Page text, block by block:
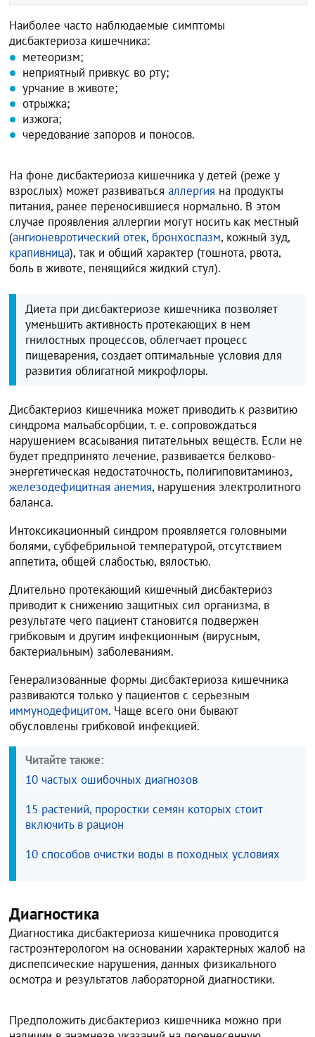
Наиболее часто наблюдаемые симптомы
дисбактериоза кишечника:
метеоризм;
неприятный привкус во рту;
урчание в животе;
отрыжка;
изжога;
чередование запоров и поносов.
На фоне дисбактериоза кишечника у детей (реже у
взрослых) может развиватьсяаллергия на продукты
питания, ранее переносившиеся нормально. В этом
случае проявления аллергии могут носить как местный
(ангионевротический отек,бронхоспазм, кожный зуд,
крапивница), так и общий характер (тошнота, рвота,
боль в животе, пенящийся жидкий стул).
Диета при дисбактериозе кишечника позволяет
уменьшить активность протекающих в нем
гнилостных процессов, облегчает процесс
пищеварения, создает оптимальные условия для
развития облигатной микрофлоры.
Дисбактериоз кишечника может приводить к развитию
синдрома мальабсорбции, т. е. сопровождаться
нарушением всасывания питательных веществ. Если не
будет предпринято лечение, развивается белково-
энергетическая недостаточность, полигиповитаминоз,
железодефицитная анемия, нарушения электролитного
баланса.
Интоксикационный синдром проявляется головными
болями, субфебрильной температурой, отсутствием
аппетита, общей слабостью, вялостью.
Длительно протекающий кишечный дисбактериоз
приводит к снижению защитных сил организма, в
результате чего пациент становится подвержен
грибковым и другим инфекционным (вирусным,
бактериальным) заболеваниям.
Генерализованные формы дисбактериоза кишечника
развиваются только у пациентов с серьезным
иммунодефицитом. Чаще всего они бывают
обусловлены грибковой инфекцией.
Читайте также:
10 частых ошибочных диагнозов
15 растений, проростки семян которых стоит
включить в рацион
10 способов очистки воды в походных условиях
Диагностика
Диагностика дисбактериоза кишечника проводится
гастроэнтерологом на основании характерных жалоб на
диспепсические нарушения, данных физикального
осмотра и результатов лабораторной диагностики.
Предположить дисбактериоз кишечника можно при